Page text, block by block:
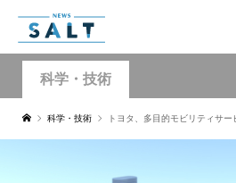
科学・技術
科学・技術 トヨタ、多目的モビリティサ